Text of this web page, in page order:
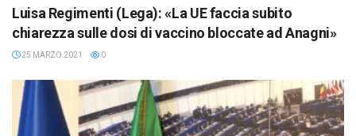
Luisa Regimenti (Lega): «La UE faccia subito
chiarezza sulle dosi di vaccino bloccate ad Anagni»
25 MARZO 2021 0